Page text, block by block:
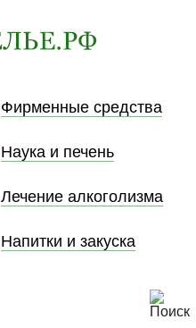
Фирменные средства
Наука и печень
Лечение алкоголизма
Напитки и закуска